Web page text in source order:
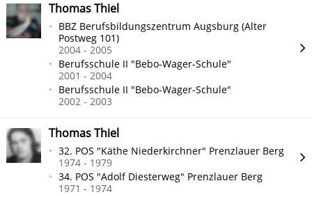
Thomas Thiel
BBZ Berufsbildungszentrum Augsburg (Alter
Postweg 101)
2004 - 2005
Berufsschule II "Bebo-Wager-Schule"
2001 - 2004
Berufsschule II "Bebo-Wager-Schule"
2002 - 2003
Thomas Thiel
32. POS "Käthe Niederkirchner" Prenzlauer Berg
1974 - 1979
34. POS "Adolf Diesterweg" Prenzlauer Berg
1971 - 1974